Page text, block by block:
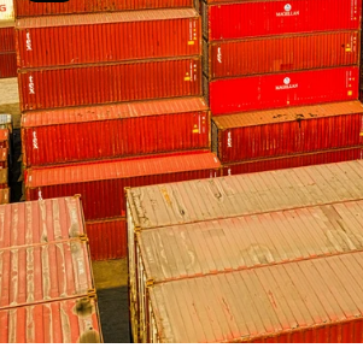
G7EO
IMPACTONO
COMÉRCIO
EXTERIOR